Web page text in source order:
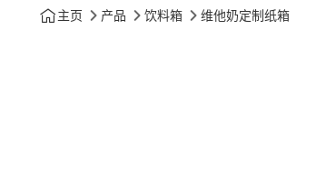
主页 产品 饮料箱 维他奶定制纸箱